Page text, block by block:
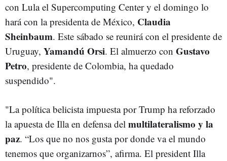
con Lula el Supercomputing Center y el domingo lo
hará con la presidenta de México, Claudia
Sheinbaum. Este sábado se reunirá con el presidente de
Uruguay, Yamandú Orsi. El almuerzo con Gustavo
Petro, presidente de Colombia, ha quedado
suspendido".
"La política belicista impuesta por Trump ha reforzado
la apuesta de Illa en defensa del multilateralismo y la
paz. “Los que no nos gusta por donde va el mundo
tenemos que organizarnos”, afirma. El president Illa